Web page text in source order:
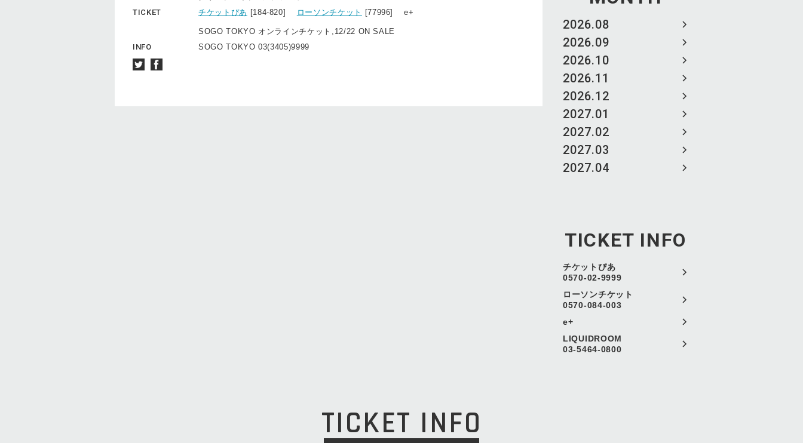
2026.08
2026.09
2026.10
2026.11
2026.12
2027.01
2027.02
2027.03
2027.04
TICKET INFO
チケットぴあ
0570-02-9999
ローソンチケット
0570-084-003
e+
LIQUIDROOM
03-5464-0800
TICKET
チケットぴあ [184-820] ローソンチケット [77996] e+
SOGO TOKYO オンラインチケット,12/22 ON SALE
INFO
SOGO TOKYO 03(3405)9999
TICKET INFO